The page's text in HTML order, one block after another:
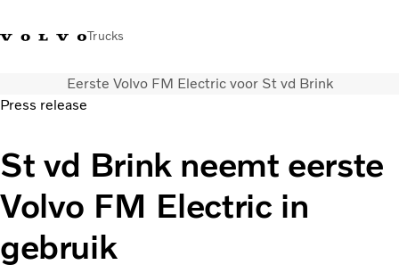
Trucks
Kennis vergrotenMerchandiseInloggenNederland
Transportoplossingen
CO2-reductie
Trucks
Truck Builder
Services
Dealer locator
Eerste Volvo FM Electric voor St vd Brink
Press release
St vd Brink neemt eerste
Volvo FM Electric in
gebruik